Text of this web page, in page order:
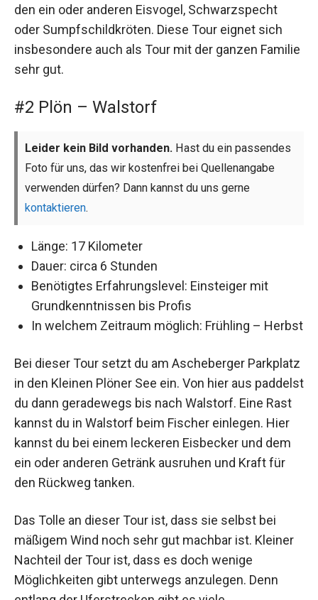
den ein oder anderen Eisvogel, Schwarzspecht
oder Sumpfschildkröten. Diese Tour eignet sich
insbesondere auch als Tour mit der ganzen Familie
sehr gut.
#2 Plön – Walstorf
Leider kein Bild vorhanden. Hast du ein passendes
Foto für uns, das wir kostenfrei bei Quellenangabe
verwenden dürfen? Dann kannst du uns gerne
kontaktieren.
Länge: 17 Kilometer
Dauer: circa 6 Stunden
Benötigtes Erfahrungslevel: Einsteiger mit
Grundkenntnissen bis Profis
In welchem Zeitraum möglich: Frühling – Herbst
Bei dieser Tour setzt du am Ascheberger Parkplatz
in den Kleinen Plöner See ein. Von hier aus paddelst
du dann geradewegs bis nach Walstorf. Eine Rast
kannst du in Walstorf beim Fischer einlegen. Hier
kannst du bei einem leckeren Eisbecker und dem
ein oder anderen Getränk ausruhen und Kraft für
den Rückweg tanken.
Das Tolle an dieser Tour ist, dass sie selbst bei
mäßigem Wind noch sehr gut machbar ist. Kleiner
Nachteil der Tour ist, dass es doch wenige
Möglichkeiten gibt unterwegs anzulegen. Denn